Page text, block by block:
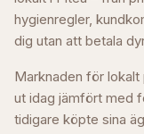
hygienregler,
dig utan att betala
Marknaden för
ut idag jämfört med
tidigare köpte sina